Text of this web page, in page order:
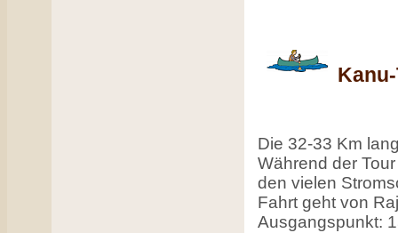
Die 32-33 Km
Während der
den vielen
Fahrt geht von
Ausgangspunkt: